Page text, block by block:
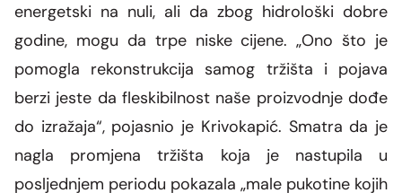
energetski na nuli, ali da zbog hidrološki dobre
godine, mogu da trpe niske cijene.„Ono što je
pomogla rekonstrukcija samog tržišta i pojava
berzi jeste da fleskibilnost naše proizvodnje dođe
do izražaja“, pojasnio je Krivokapić. Smatra da je
nagla promjena tržišta koja je nastupila u
posljednjem periodu pokazala „male pukotine kojih